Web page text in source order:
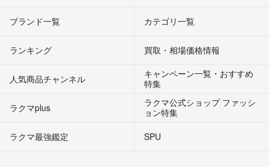
ブランド一覧 カテゴリ一覧
ランキング 買取・相場価格情報
人気商品チャンネル
キャンペーン一覧・おすすめ
特集
ラクマplus
ラクマ公式ショップ ファッシ
ョン特集
ラクマ最強鑑定
SPU